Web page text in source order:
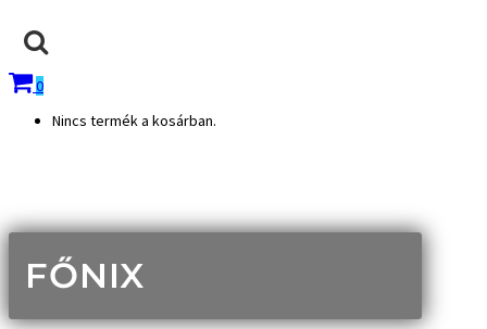
0
Nincs termék a kosárban.
FŐNIX